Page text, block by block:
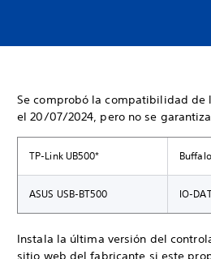
Se comprobó la compatibilidad de
el 20/07/2024, pero no se
TP-Link UB500*
ASUS USB-BT500 IO-
Instala la última versión del
sitio web del fabricante si este